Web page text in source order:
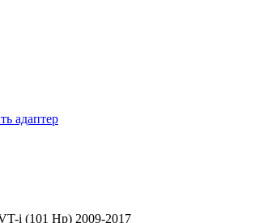
адаптер
i (101 Hp) 2009-2017